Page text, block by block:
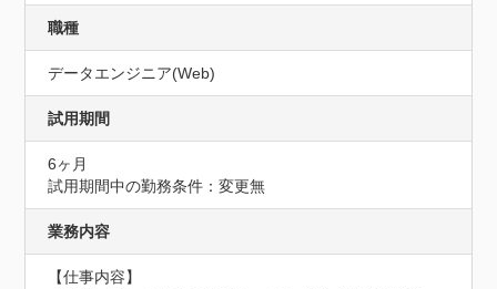
職種
データエンジニア(Web)
試用期間
6ヶ月
試用期間中の勤務条件：変更無
業務内容
【仕事内容】